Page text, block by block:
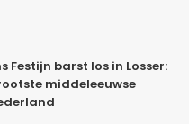
Festijn barst los in Losser:
middeleeuwse